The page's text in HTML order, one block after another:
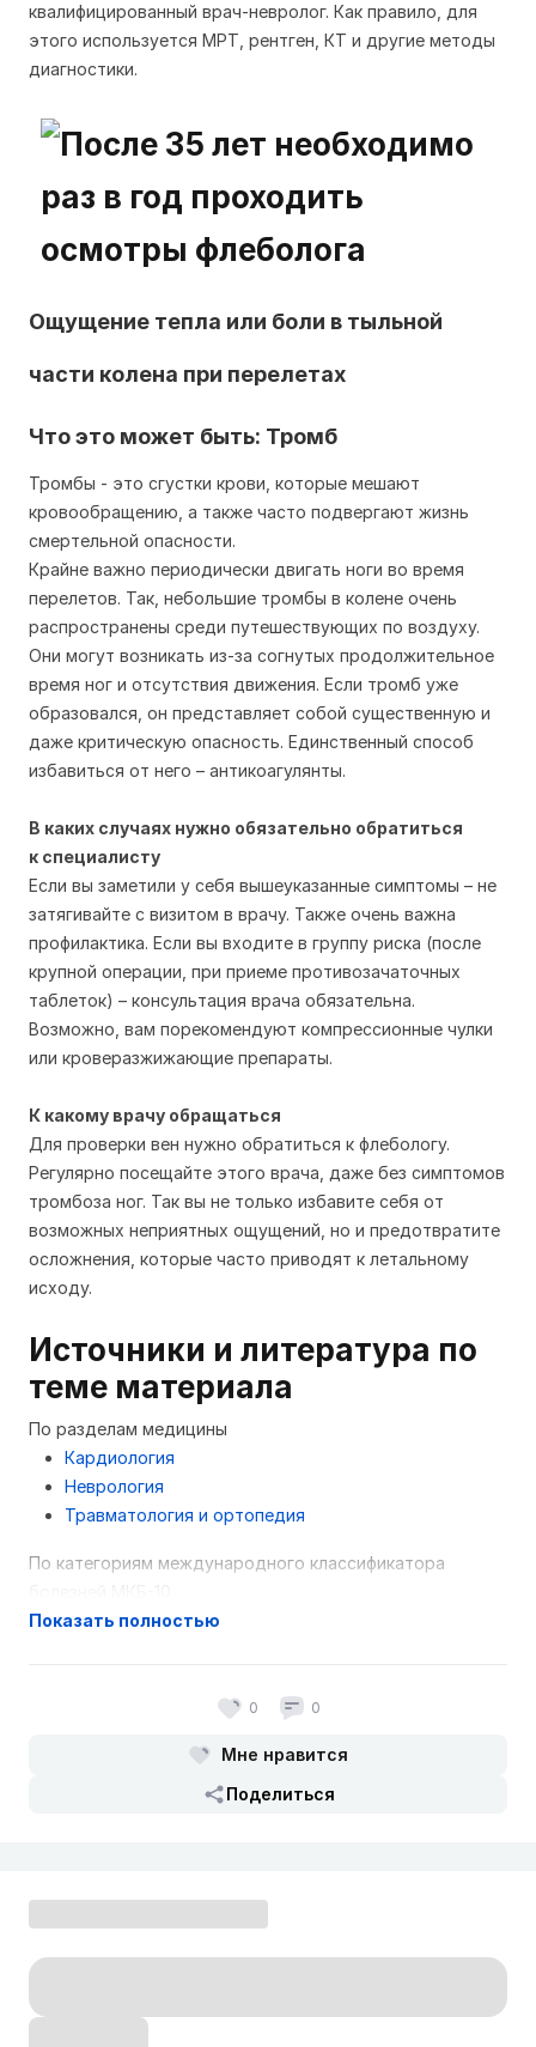
квалифицированный врач-невролог. Как правило, для
этого используется МРТ, рентген, КТ и другие методы
диагностики.
Ощущение тепла или боли в тыльной
части колена при перелетах
Что это может быть: Тромб
Тромбы - это сгустки крови, которые мешают
кровообращению, а также часто подвергают жизнь
смертельной опасности.
Крайне важно периодически двигать ноги во время
перелетов. Так, небольшие тромбы в колене очень
распространены среди путешествующих по воздуху.
Они могут возникать из-за согнутых продолжительное
время ног и отсутствия движения. Если тромб уже
образовался, он представляет собой существенную и
даже критическую опасность. Единственный способ
избавиться от него – антикоагулянты.
В каких случаях нужно обязательно обратиться
к специалисту
Если вы заметили у себя вышеуказанные симптомы – не
затягивайте с визитом в врачу. Также очень важна
профилактика. Если вы входите в группу риска (после
крупной операции, при приеме противозачаточных
таблеток) – консультация врача обязательна.
Возможно, вам порекомендуют компрессионные чулки
или кроверазжижающие препараты.
К какому врачу обращаться
Для проверки вен нужно обратиться к флебологу.
Регулярно посещайте этого врача, даже без симптомов
тромбоза ног. Так вы не только избавите себя от
возможных неприятных ощущений, но и предотвратите
осложнения, которые часто приводят к летальному
исходу.
Источники и литература по
теме материала
По разделам медицины
Кардиология
Неврология
Травматология и ортопедия
По категориям международного классификатора
Закрытые повреждения коленного сустава
Синдром грудного выходаКлинические протоколы
Клинические протоколы МЗ РК - 2015
Клинические протоколы МЗ РК - 2015
Показать полностью
0 0
Мне нравится
Поделиться